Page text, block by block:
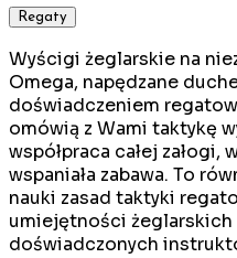
Regaty
Wyścigi żeglarskie na
Omega, napędzane
doświadczeniem
omówią z Wami taktykę
współpraca całej załogi,
wspaniała zabawa. To
nauki zasad taktyki
umiejętności żeglarskich
doświadczonych